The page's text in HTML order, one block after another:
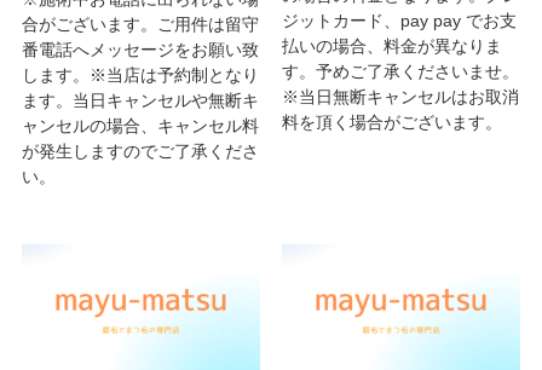
合がございます。ご用件は留守
番電話へメッセージをお願い致
します。※当店は予約制となり
ます。当日キャンセルや無断キ
ャンセルの場合、キャンセル料
が発生しますのでご了承くださ
い。
ジットカード、pay pay でお支
払いの場合、料金が異なりま
す。予めご了承くださいませ。
※当日無断キャンセルはお取消
料を頂く場合がございます。